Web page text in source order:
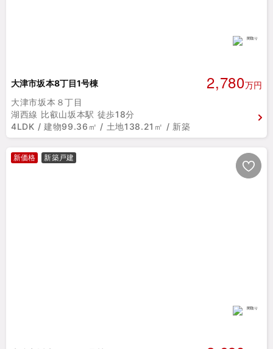
大津市坂本8丁目1号棟 2,780万円
大津市坂本８丁目
湖西線 比叡山坂本駅 徒歩18分
4LDK / 建物99.36㎡ / 土地138.21㎡ / 新築
新価格 新築戸建